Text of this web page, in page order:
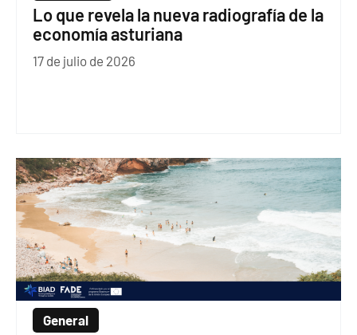
Lo que revela la nueva radiografía de la
economía asturiana
17 de julio de 2026
General